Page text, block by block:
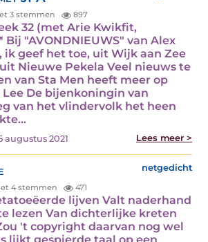
3 stemmen 897
32 (met Arie Kwikfit,
Bij "AVONDNIEUWS" van Alex
ik geef het toe, uit Wijk aan Zee
Nieuwe Pekela Veel nieuws te
van Sta Men heeft meer op
De bijenkoningin van
van het vlindervolk het heen
augustus 2021 Lees meer >
netgedicht
4 stemmen 471
lijven Valt naderhand
lezen Van dichterlijke kreten
't copyright daarvan nog wel